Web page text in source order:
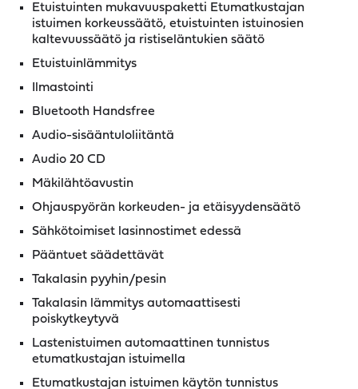
Etuistuinten mukavuuspaketti Etumatkustajan
istuimen korkeussäätö, etuistuinten istuinosien
kaltevuussäätö ja ristiseläntukien säätö
Etuistuinlämmitys
Ilmastointi
Bluetooth Handsfree
Audio-sisääntuloliitäntä
Audio 20 CD
Mäkilähtöavustin
Ohjauspyörän korkeuden- ja etäisyydensäätö
Sähkötoimiset lasinnostimet edessä
Pääntuet säädettävät
Takalasin pyyhin/pesin
Takalasin lämmitys automaattisesti
poiskytkeytyvä
Lastenistuimen automaattinen tunnistus
etumatkustajan istuimella
Etumatkustajan istuimen käytön tunnistus